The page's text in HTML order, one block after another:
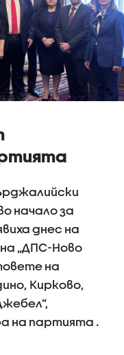
начало за
днес на
„ДПС-Ново
на
Кирково,
на партията .